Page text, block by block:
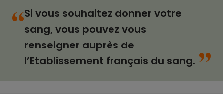
“Si vous souhaitez donner votre
sang, vous pouvez vous
renseigner auprès de
l’Etablissement français du sang. “